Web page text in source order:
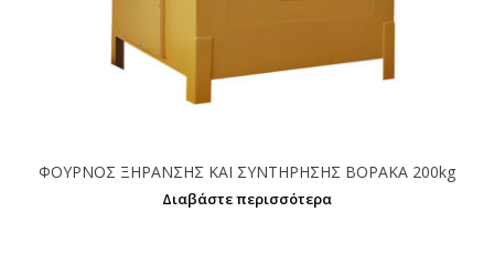
ΦΟΥΡΝΟΣ ΞΗΡΑΝΣΗΣ ΚΑΙ ΣΥΝΤΗΡΗΣΗΣ ΒΟΡΑΚΑ 200kg
Διαβάστε περισσότερα